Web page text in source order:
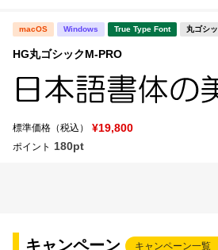
macOS Windows True Type Font 丸ゴシ
HG丸ゴシックM-PRO
標準価格（税込） ¥19,800
ポイント 180pt
キャンペーン キャンペーン一覧